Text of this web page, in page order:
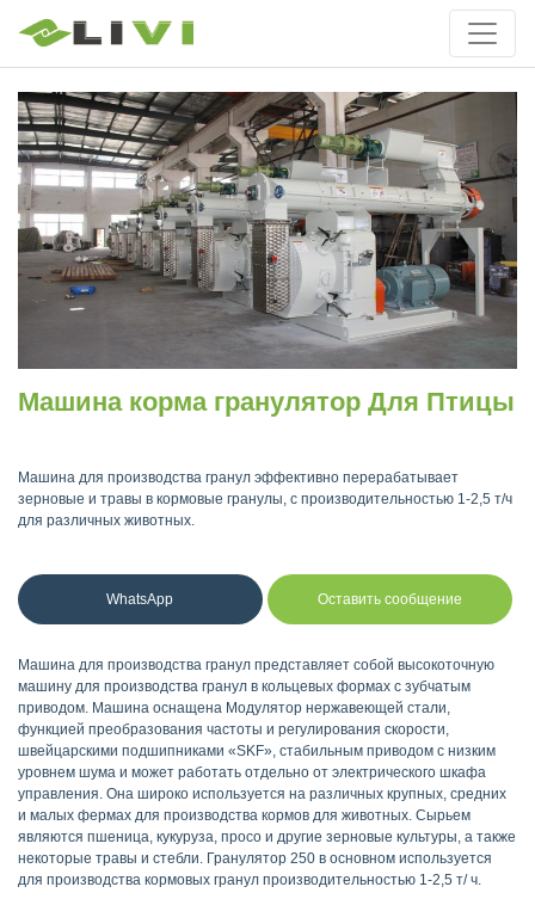
Машина корма гранулятор Для Птицы
Машина для производства гранул эффективно перерабатывает
зерновые и травы в кормовые гранулы, с производительностью 1-2,5 т/ч
для различных животных.
WhatsApp Оставить сообщение
Машина для производства гранул представляет собой высокоточную
машину для производства гранул в кольцевых формах с зубчатым
приводом. Машина оснащена Модулятор нержавеющей стали,
функцией преобразования частоты и регулирования скорости,
швейцарскими подшипниками «SKF», стабильным приводом с низким
уровнем шума и может работать отдельно от электрического шкафа
управления. Она широко используется на различных крупных, средних
и малых фермах для производства кормов для животных. Сырьем
являются пшеница, кукуруза, просо и другие зерновые культуры, а также
некоторые травы и стебли. Гранулятор 250 в основном используется
для производства кормовых гранул производительностью 1-2,5 т/ ч.